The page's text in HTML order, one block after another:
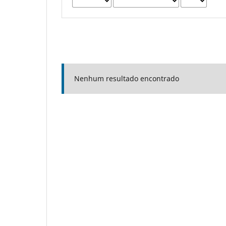
Nenhum resultado encontrado